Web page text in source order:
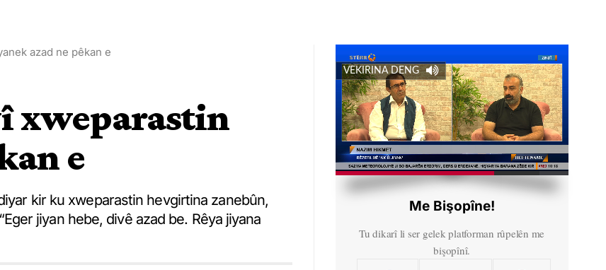
azad ne pêkan e
xweparastin
e
kir ku xweparastin hevgirtina zanebûn,
jiyan hebe, divê azad be. Rêya jiyana
VEKIRINA DENG
Me Bişopîne!
Tu dikarî li ser gelek platforman rûpelên me
bişopînî.